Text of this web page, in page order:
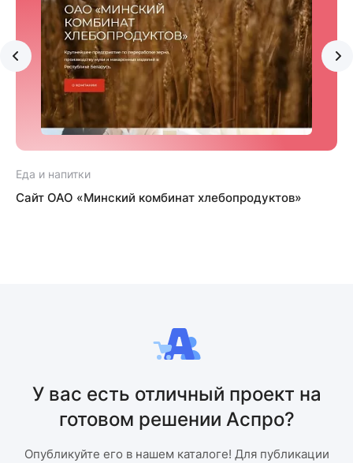
Еда и напитки
Сайт ОАО «Минский комбинат хлебопродуктов»
У вас есть отличный проект на
готовом решении Аспро?
Опубликуйте его в нашем каталоге! Для публикации